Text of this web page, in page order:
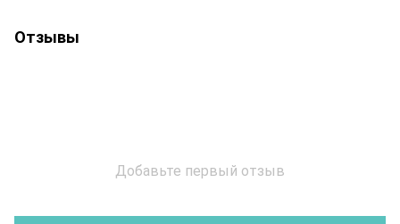
Отзывы
Добавьте первый отзыв